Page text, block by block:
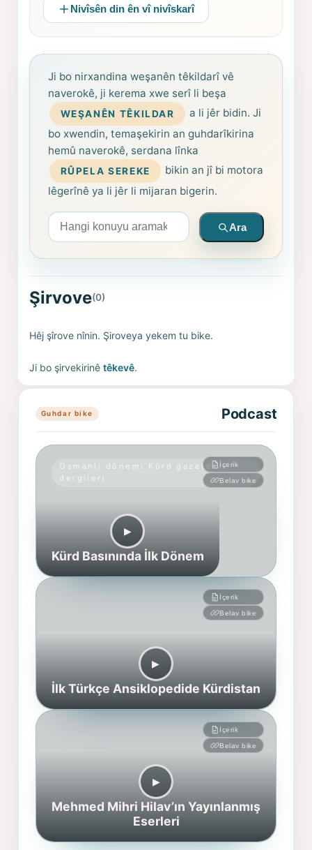
Nivîsên din ên vî nivîskarî
Ji bo nirxandina weşanên têkildarî vê
naverokê, ji kerema xwe serî li beşa
WEŞANÊN TÊKILDAR
a li jêr bidin. Ji
bo xwendin, temaşekirin an guhdarîkirina
hemû naverokê, serdana lînka
RÛPELA SEREKE
bikin an jî bi motora
lêgerînê ya li jêr li mijaran bigerin.
Arama yapın
Ara
Şirvove(0)
Hêj şîrove nînin. Şiroveya yekem tu bike.
Ji bo şirvekirinêtêkevê.
Guhdar bike Podcast
Osmanlı dönemi Kürd gazete ve
dergileri
İçerik
Belav bike
▶︎
Kürd Basınında İlk Dönem
İçerik
Belav bike
▶︎
İlk Türkçe Ansiklopedide Kürdistan
İçerik
Belav bike
▶︎
Mehmed Mihri Hilav’ın Yayınlanmış
Eserleri